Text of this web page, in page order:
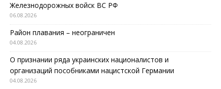
Железнодорожных войск ВС РФ
06.08.2026
Район плавания – неограничен
04.08.2026
О признании ряда украинских националистов и
организаций пособниками нацистской Германии
04.08.2026